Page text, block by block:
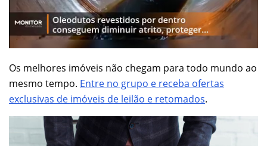
Os melhores imóveis não chegam para todo mundo ao
mesmo tempo. Entre no grupo e receba ofertas
exclusivas de imóveis de leilão e retomados.